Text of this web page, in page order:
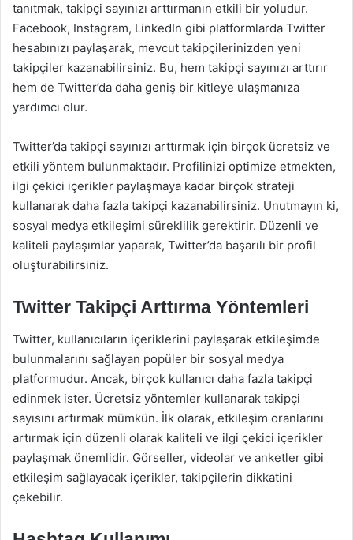
tanıtmak, takipçi sayınızı arttırmanın etkili bir yoludur.
Facebook, Instagram, LinkedIn gibi platformlarda Twitter
hesabınızı paylaşarak, mevcut takipçilerinizden yeni
takipçiler kazanabilirsiniz. Bu, hem takipçi sayınızı arttırır
hem de Twitter’da daha geniş bir kitleye ulaşmanıza
yardımcı olur.
Twitter’da takipçi sayınızı arttırmak için birçok ücretsiz ve
etkili yöntem bulunmaktadır. Profilinizi optimize etmekten,
ilgi çekici içerikler paylaşmaya kadar birçok strateji
kullanarak daha fazla takipçi kazanabilirsiniz. Unutmayın ki,
sosyal medya etkileşimi süreklilik gerektirir. Düzenli ve
kaliteli paylaşımlar yaparak, Twitter’da başarılı bir profil
oluşturabilirsiniz.
Twitter Takipçi Arttırma Yöntemleri
Twitter, kullanıcıların içeriklerini paylaşarak etkileşimde
bulunmalarını sağlayan popüler bir sosyal medya
platformudur. Ancak, birçok kullanıcı daha fazla takipçi
edinmek ister. Ücretsiz yöntemler kullanarak takipçi
sayısını artırmak mümkün. İlk olarak, etkileşim oranlarını
artırmak için düzenli olarak kaliteli ve ilgi çekici içerikler
paylaşmak önemlidir. Görseller, videolar ve anketler gibi
etkileşim sağlayacak içerikler, takipçilerin dikkatini
çekebilir.